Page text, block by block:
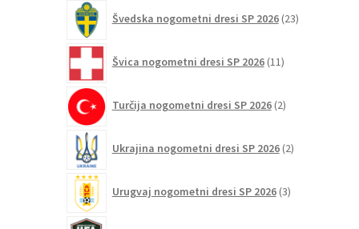
Švedska nogometni dresi SP 2026 23izdelkov
Švica nogometni dresi SP 2026 11izdelkov
Turčija nogometni dresi SP 2026 2izdelka
Ukrajina nogometni dresi SP 2026 2izdelka
Urugvaj nogometni dresi SP 2026 3izdelki